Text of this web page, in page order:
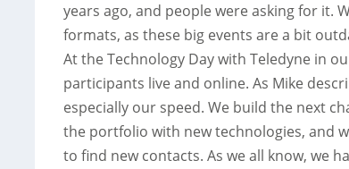
years ago, and people were asking for it.
formats, as these big events are a bit
At the Technology Day with Teledyne in
participants live and online. As Mike
especially our speed. We build the next
the portfolio with new technologies, and
to find new contacts. As we all know, we